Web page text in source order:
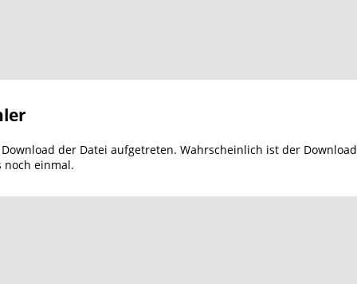
der Datei aufgetreten. Wahrscheinlich ist der
noch einmal.